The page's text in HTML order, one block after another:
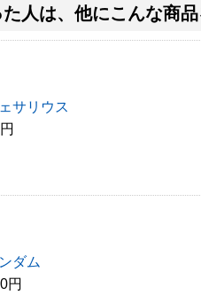
人は、他にこんな商
サリウス
ダム
円